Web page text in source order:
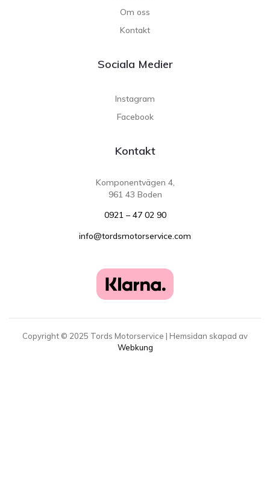
Om oss
Kontakt
Sociala Medier
Instagram
Facebook
Kontakt
Komponentvägen 4,
961 43 Boden
0921 – 47 02 90
info@tordsmotorservice.com
Copyright © 2025 Tords Motorservice | Hemsidan skapad av
Webkung